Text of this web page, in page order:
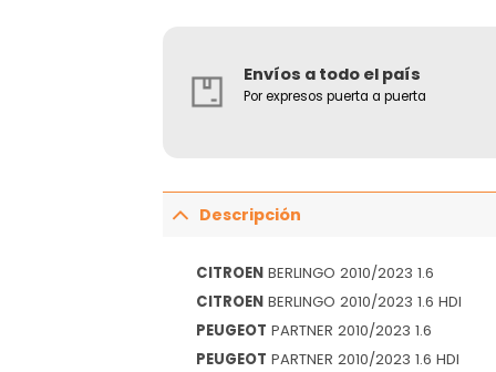
Envíos a todo el país
Por expresos puerta a puerta
Descripción
CITROEN BERLINGO 2010/2023 1.6
CITROEN BERLINGO 2010/2023 1.6 HDI
PEUGEOT PARTNER 2010/2023 1.6
PEUGEOT PARTNER 2010/2023 1.6 HDI